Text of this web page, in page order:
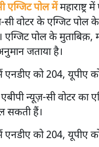
पोल में
सी वोटर के एग्जिट पोल
एग्जिट पोल के मुताबिक़,
जताया है।
एबीपी न्यूज़-सी वोटर
सकती हैं।